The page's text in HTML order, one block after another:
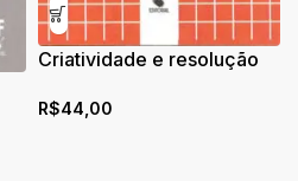
Criatividade e resolução
R$44,00